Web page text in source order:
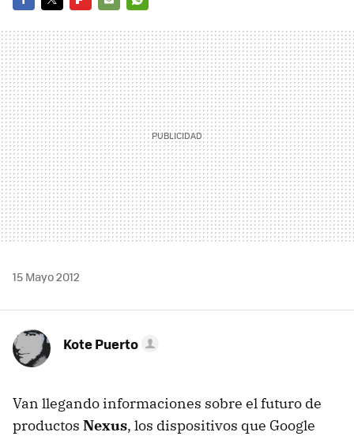
MAIL
15 Mayo 2012
Kote Puerto
Van llegando informaciones sobre el futuro de
productos Nexus, los dispositivos que Google